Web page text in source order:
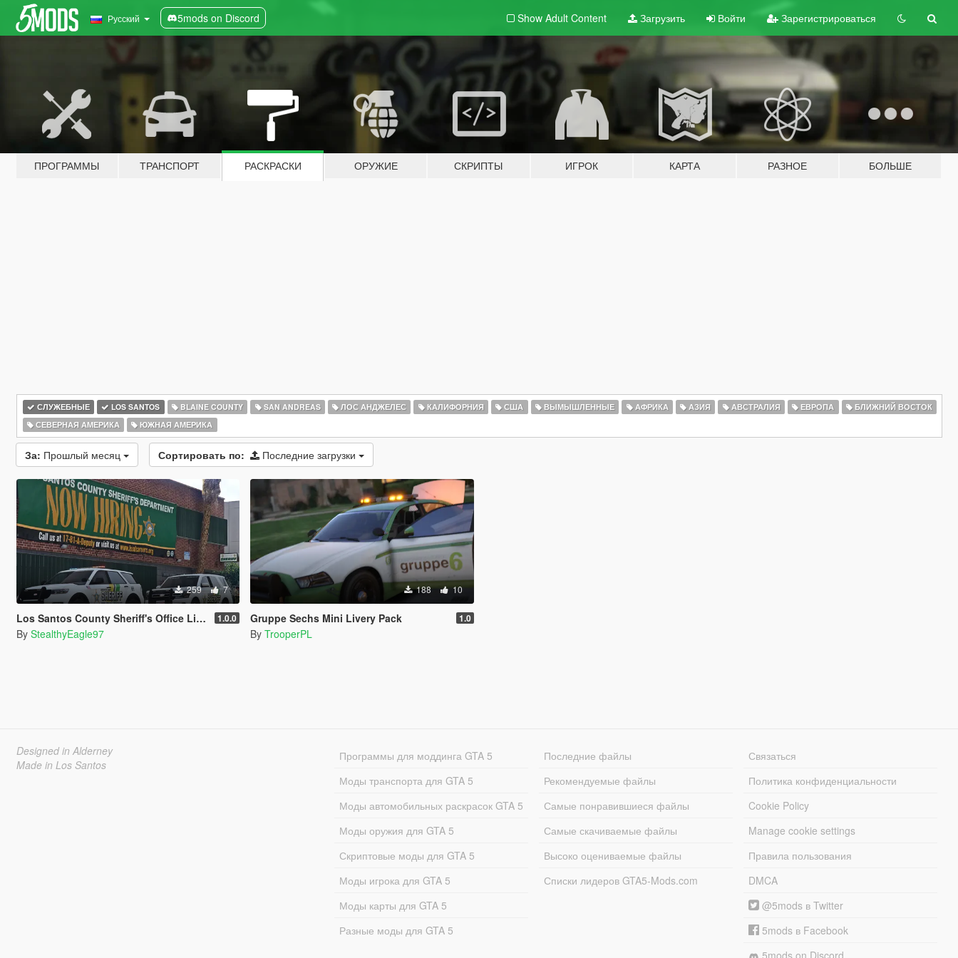
Русский 5mods on Discord Show Adult Content Загрузить Войти Зарегистрироваться
ПРОГРАММЫ ТРАНСПОРТ РАСКРАСКИ ОРУЖИЕ СКРИПТЫ ИГРОК КАРТА РАЗНОЕ БОЛЬШЕ
СЛУЖЕБНЫЕ LOS SANTOS BLAINE COUNTY SAN ANDREAS ЛОС АНДЖЕЛЕС КАЛИФОРНИЯ США ВЫМЫШЛЕННЫЕ АФРИКА АЗИЯ АВСТРАЛИЯ ЕВРОПА
БЛИЖНИЙ ВОСТОК
СЕВЕРНАЯ АМЕРИКА
ЮЖНАЯ АМЕРИКА
За: Прошлый месяц Сортировать по: Последние загрузки
259 7
Los Santos County Sheriff's Office Livery Minipack (Multnomah County, WA) 1.0.0
By StealthyEagle97
188 10
Gruppe Sechs Mini Livery Pack 1.0
By TrooperPL
Designed in Alderney
Made in Los Santos
Программы для моддинга GTA 5
Моды транспорта для GTA 5
Моды автомобильных раскрасок GTA 5
Моды оружия для GTA 5
Скриптовые моды для GTA 5
Моды игрока для GTA 5
Моды карты для GTA 5
Разные моды для GTA 5
Последние файлы
Рекомендуемые файлы
Самые понравившиеся файлы
Самые скачиваемые файлы
Высоко оцениваемые файлы
Списки лидеров GTA5-Mods.com
Связаться
Политика конфиденциальности
Cookie Policy
Manage cookie settings
Правила пользования
DMCA
@5mods в Twitter
5mods в Facebook
5mods on Discord